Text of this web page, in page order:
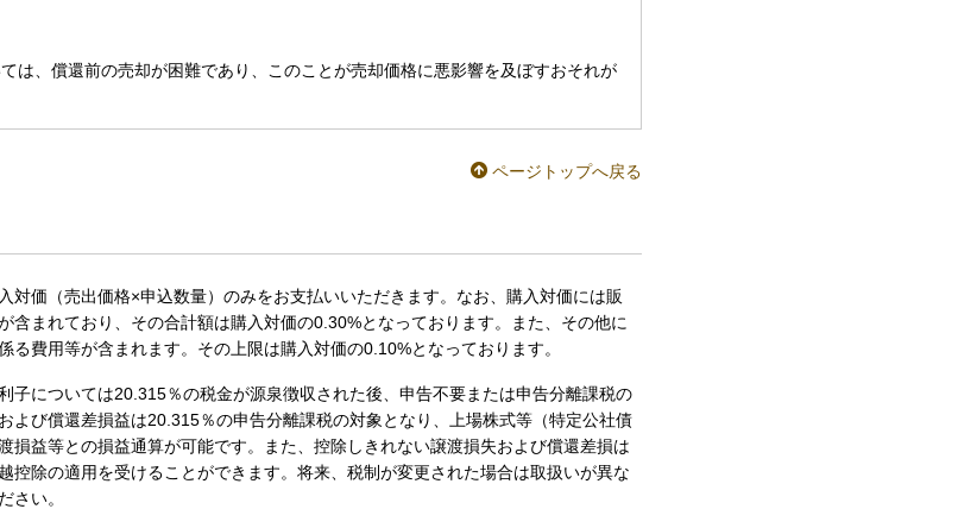
は、償還前の売却が困難であり、このことが売却価格に悪影響を及ぼすおそれが
ページトップへ戻る
対価（売出価格×申込数量）のみをお支払いいただきます。なお、購入対価には販
含まれており、その合計額は購入対価の0.30%となっております。また、その他に
る費用等が含まれます。その上限は購入対価の0.10%となっております。
子については20.315％の税金が源泉徴収された後、申告不要または申告分離課税の
よび償還差損益は20.315％の申告分離課税の対象となり、上場株式等（特定公社債
損益等との損益通算が可能です。また、控除しきれない譲渡損失および償還差損は
控除の適用を受けることができます。将来、税制が変更された場合は取扱いが異な
さい。